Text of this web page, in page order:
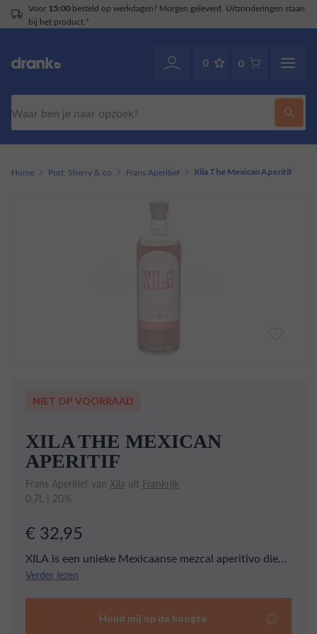
Voor 15:00besteld op werkdagen? Morgen geleverd. Uitzonderingen staan
bij het product.*
0 0
Home Port, Sherry & co Frans Aperitief Xila The Mexican Aperitif
NIET OP VOORRAAD
XILA THE MEXICAN
APERITIF
Frans Aperitief van Xila uit Frankrijk
0,7L | 20%
€ 32,95
XILA is een unieke Mexicaanse mezcal aperitivo die
de rijke smaken van Oaxaca combineert met de
hibiscus, kruidnagel, peper, kaneel, gekarameliseerde
Verder lezen
Houd mij op de hoogte